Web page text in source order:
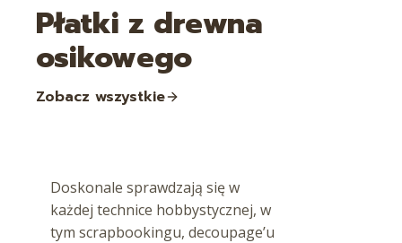
Płatki z drewna
osikowego
Zobacz wszystkie
Doskonale sprawdzają się w
każdej technice hobbystycznej, w
tym scrapbookingu, decoupage’u